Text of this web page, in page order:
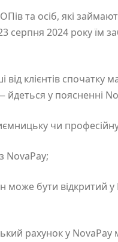
та осіб, які
серпня 2024 року їм
клієнтів спочатку
у поясненні
чи професійну
NovaPay;
бути відкритий у
рахунок у